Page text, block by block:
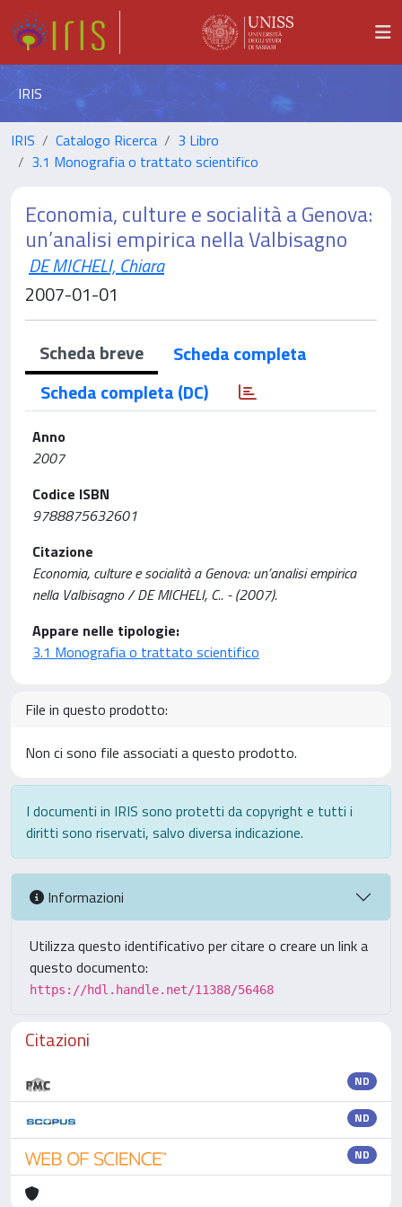
IRIS
IRIS Catalogo Ricerca
3 Libro
3.1 Monografia o trattato scientifico
Economia, culture e socialità a Genova:
un’analisi empirica nella Valbisagno
DE MICHELI, Chiara
2007-01-01
Scheda breve
Scheda completa
Scheda completa (DC)
Anno
2007
Codice ISBN
9788875632601
Citazione
Economia, culture e socialità a Genova: un’analisi empirica
nella Valbisagno / DE MICHELI, C.. - (2007).
Appare nelle tipologie:
3.1 Monografia o trattato scientifico
File in questo prodotto:
Non ci sono file associati a questo prodotto.
I documenti in IRIS sono protetti da copyright e tutti i
diritti sono riservati, salvo diversa indicazione.
Informazioni
Utilizza questo identificativo per citare o creare un link a
questo documento:
https://hdl.handle.net/11388/56468
Citazioni
ND
ND
ND